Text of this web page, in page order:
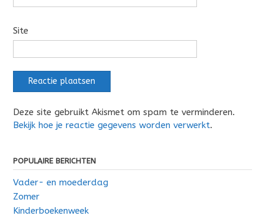
Site
Deze site gebruikt Akismet om spam te verminderen.
Bekijk hoe je reactie gegevens worden verwerkt.
POPULAIRE BERICHTEN
Vader- en moederdag
Zomer
Kinderboekenweek